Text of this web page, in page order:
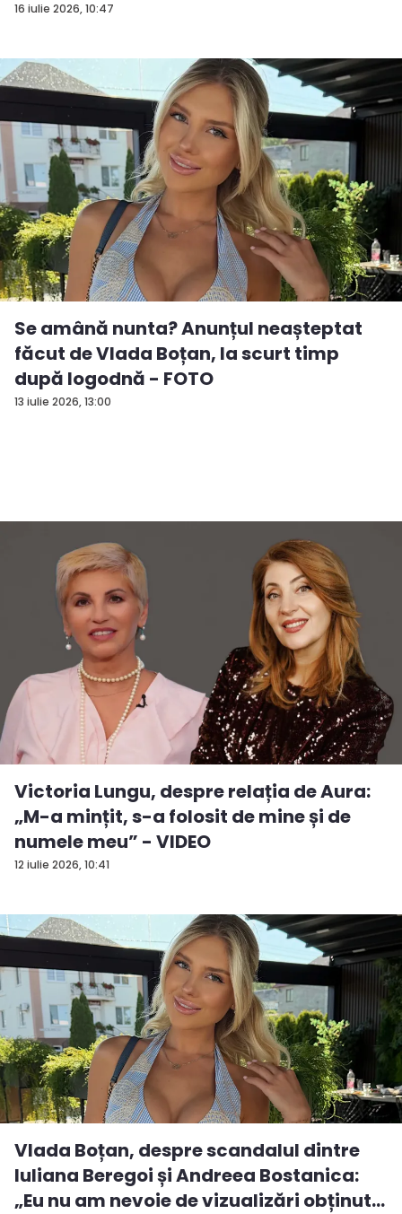
16 iulie 2026, 10:47
13 iulie 2026, 13:00
Se amână nunta? Anunțul neașteptat
făcut de Vlada Boțan, la scurt timp
după logodnă - FOTO
12 iulie 2026, 10:41
Victoria Lungu, despre relația de Aura:
„M-a mințit, s-a folosit de mine și de
numele meu” - VIDEO
Vlada Boțan, despre scandalul dintre
Iuliana Beregoi și Andreea Bostanica:
„Eu nu am nevoie de vizualizări obținut...